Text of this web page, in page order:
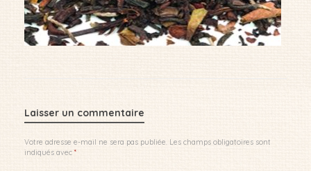
Laisser un commentaire
Votre adresse e-mail ne sera pas publiée. Les champs obligatoires sont
indiqués avec*